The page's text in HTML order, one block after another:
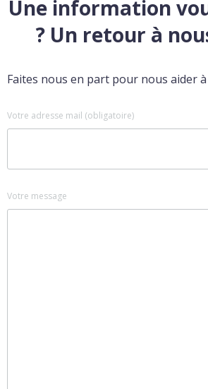
Une information
? Un retour à
Faites nous en part pour nous aider
Votre adresse mail (obligatoire)
Votre message